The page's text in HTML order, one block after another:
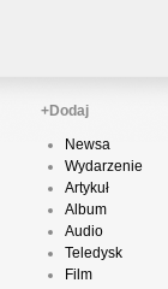
+Dodaj
Newsa
Wydarzenie
Artykuł
Album
Audio
Teledysk
Film